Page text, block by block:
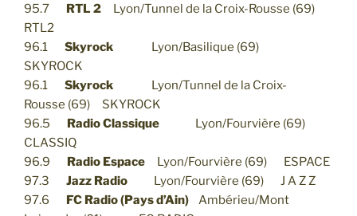
95.7 RTL 2 Lyon/Tunnel de la Croix-Rousse (69)
RTL2
96.1 Skyrock Lyon/Basilique (69)
SKYROCK
96.1 Skyrock Lyon/Tunnel de la Croix-
Rousse (69) SKYROCK
96.5 Radio Classique Lyon/Fourvière (69)
CLASSIQ
96.9 Radio Espace Lyon/Fourvière (69) ESPACE
97.3 Jazz Radio Lyon/Fourvière (69) J A Z Z
97.6 FC Radio (Pays d’Ain) Ambérieu/Mont